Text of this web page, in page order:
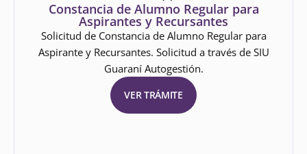
Constancia de Alumno Regular para
Aspirantes y Recursantes
Solicitud de Constancia de Alumno Regular para
Aspirante y Recursantes. Solicitud a través de SIU
Guaraní Autogestión.
VER TRÁMITE